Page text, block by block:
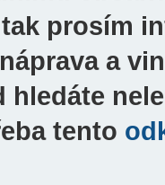
prosím
a
hledáte
tento